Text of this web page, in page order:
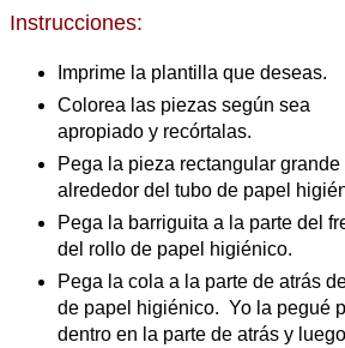
Instrucciones:
Imprime la plantilla que deseas.
Colorea las piezas según sea
apropiado y recórtalas.
Pega la pieza rectangular grande
alrededor del tubo de papel
Pega la barriguita a la parte del
del rollo de papel higiénico.
Pega la cola a la parte de atrás
de papel higiénico. Yo la pegué
dentro en la parte de atrás y